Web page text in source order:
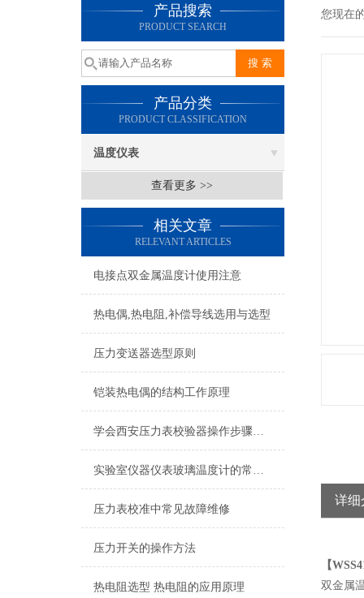
产品搜索
PRODUCT SEARCH
产品分类
PRODUCT CLASSIFICATION
温度仪表
查看更多 >>
相关文章
RELEVANT ARTICLES
电接点双金属温度计使用注意
热电偶,热电阻,补偿导线选用与选型
压力变送器选型原则
铠装热电偶的结构工作原理
学会西安压力表校验器操作步骤，再也不用担心了
实验室仪器仪表玻璃温度计的常见种类
压力表校准中常见故障维修
压力开关的操作方法
热电阻选型 热电阻的应用原理
您现在
详细
【
双金属